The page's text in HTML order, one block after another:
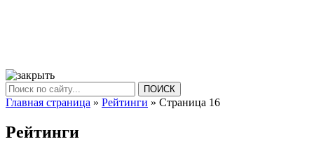
ПОИСК
Главная страница » Рейтинги » Страница 16
Рейтинги